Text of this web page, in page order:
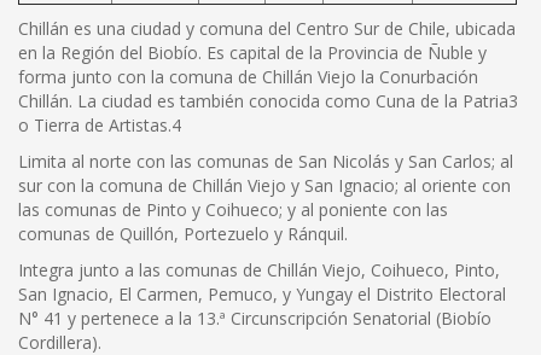
Chillán es una ciudad y comuna del Centro Sur de Chile, ubicada
en la Región del Biobío. Es capital de la Provincia de Ñuble y
forma junto con la comuna de Chillán Viejo la Conurbación
Chillán. La ciudad es también conocida como Cuna de la Patria3
o Tierra de Artistas.4
Limita al norte con las comunas de San Nicolás y San Carlos; al
sur con la comuna de Chillán Viejo y San Ignacio; al oriente con
las comunas de Pinto y Coihueco; y al poniente con las
comunas de Quillón, Portezuelo y Ránquil.
Integra junto a las comunas de Chillán Viejo, Coihueco, Pinto,
San Ignacio, El Carmen, Pemuco, y Yungay el Distrito Electoral
N° 41 y pertenece a la 13.ª Circunscripción Senatorial (Biobío
Cordillera).